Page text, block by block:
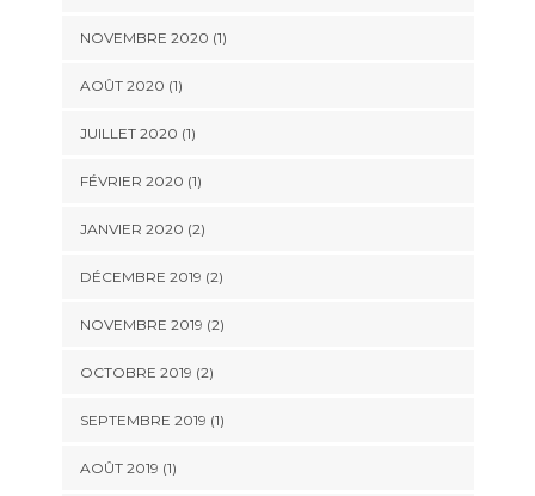
NOVEMBRE 2020 (1)
AOÛT 2020 (1)
JUILLET 2020 (1)
FÉVRIER 2020 (1)
JANVIER 2020 (2)
DÉCEMBRE 2019 (2)
NOVEMBRE 2019 (2)
OCTOBRE 2019 (2)
SEPTEMBRE 2019 (1)
AOÛT 2019 (1)